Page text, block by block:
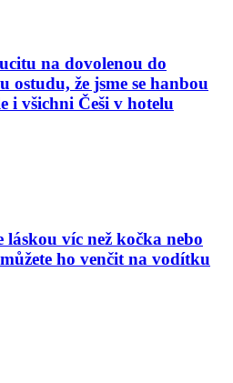
na dovolenou do
ostudu, že jsme se hanbou
i všichni Češi v hotelu
láskou víc než kočka nebo
ho venčit na vodítku